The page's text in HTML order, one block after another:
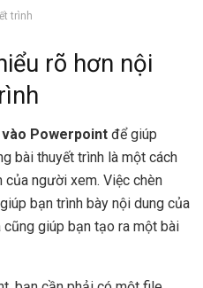
trình
rõ hơn nội
vào Powerpoint để giúp
bài thuyết trình là một cách
người xem. Việc chèn
bạn trình bày nội dung của
cũng giúp bạn tạo ra một bài